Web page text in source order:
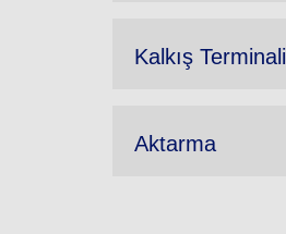
Kalkış Terminali
Aktarma